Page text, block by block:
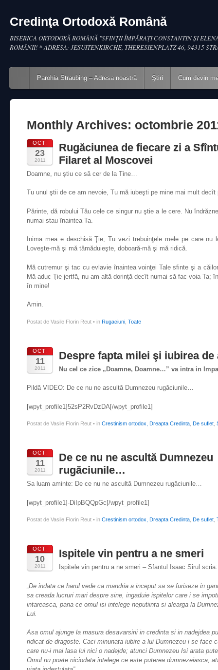
Credinţa Ortodoxă Română
BISERICA ORTODOXĂ ROMÂNĂ "SFINŢII ÎMPĂRAŢI CONSTANTIN ŞI
ROMÂNII! * ADRESA: JESUITENKIRCHE, THERESIENPLATZ 46, 94315
Main menu
Skip to content
Parohia Straubing – Adresa noastră Ştiri Cum devin
Monthly Archives: octombrie
OCT.
23
2011
Rugăciunea de fiecare zi a
Filaret al Moscovei
Doamne, nu ştiu ce să cer de la Tine…
Tu unul ştii de ce am nevoie, Tu mă iubeşti pe mine mai mult decît
Părinte, dă robului Tău cele ce singur nu ştie a le cere. Nu
numai stau înaintea Ta.
Inima mea e deschisă Ţie; Tu vezi trebuinţele mele pe care
Loveşte-mă şi mă tămăduieşte, doboară-mă şi mă ridică.
Mă cutremur şi tac cu evlavie înaintea voinţei Tale sfinte şi a
Mă aduc Ţie jertfă, nu am altă dorinţă decît numai să fac voia Ta;
în mine!
Amin.
Postat de Vasile Florin Reut • in Rugaciuni Toate
OCT.
11
2011
Despre fapta milei şi iubirea de
Nu cel ce zice „Doamne, Doamne…” va intra in
Pildă VIDEO: De ce nu ne ascultă Dumnezeu rugăciunile…
[wpyt_profile1]52sP2RvDzDA[/wpyt_profile1]
Postat de Vasile Florin Reut • in Crestinism ortodox, Dreapta Credinta De suflet
OCT.
11
2011
De ce nu ne ascultă Dumnezeu
rugăciunile…
Sa luam aminte: De ce nu ne ascultă Dumnezeu rugăciunile…
[wpyt_profile1]-DiIpBQQpGc[/wpyt_profile1]
Postat de Vasile Florin Reut • in Crestinism ortodox, Dreapta Credinta De suflet
OCT.
10
2011
Ispitele vin pentru a ne smeri
Ispitele vin pentru a ne smeri – Sfantul Isaac Sirul scria:
„De indata ce harul vede ca mandria a inceput sa se furiseze in
sa creada lucruri mari despre sine, ingaduie ispitelor care i se
intareasca, pana ce omul isi intelege neputiinta si alearga la
Lui.
Asa omul ajunge la masura desavarsirii in credinta si in nadejdea
ridicat de dragoste. Caci minunata iubire a lui Dumnezeu i se face
care nu-i mai lasa lui nici o nadejde; atunci Dumnezeu Isi arata
Omul nu poate niciodata intelege ce este puterea dumnezeiasca,